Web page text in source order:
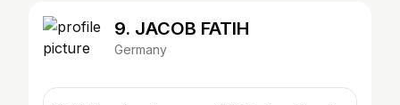
9. JACOB FATIH
Germany